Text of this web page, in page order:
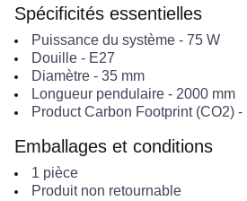
Spécificités essentielles
Puissance du système- 75 W
Douille- E27
Diamètre- 35 mm
Longueur pendulaire- 2000 mm
Product Carbon Footprint (CO2)-
Emballages et conditions
1 pièce
Produit non retournable